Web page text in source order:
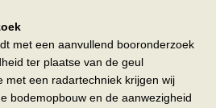
met een aanvullend booronderzoek
ter plaatse van de geul
met een radartechniek krijgen wij
bodemopbouw en de aanwezigheid